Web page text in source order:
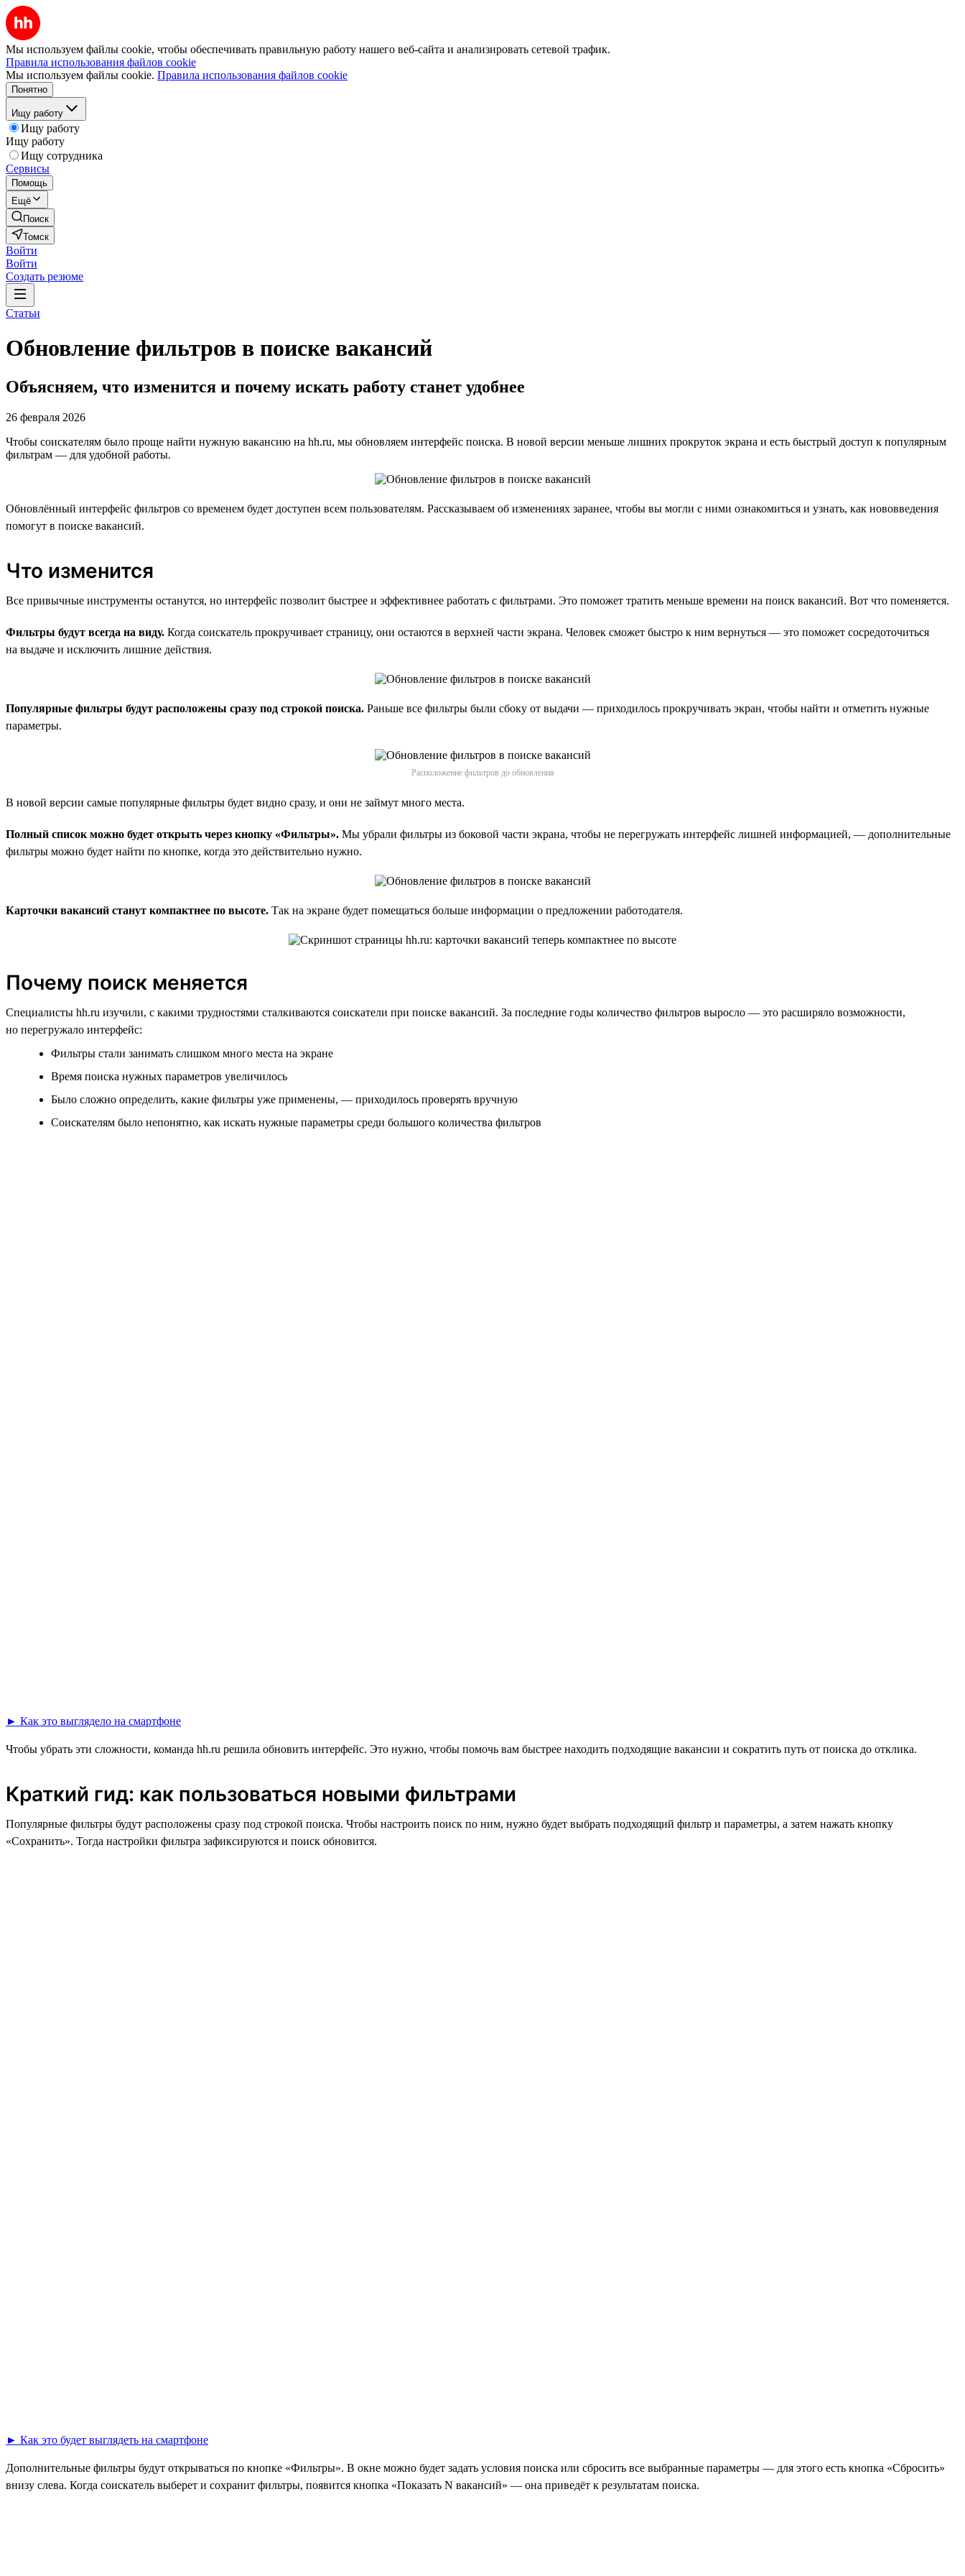
Мы используем файлы cookie, чтобы обеспечивать правильную работу нашего веб-сайта и анализировать сетевой трафик.
Правила использования файлов cookie
Мы используем файлы cookie. Правила использования файлов cookie
Понятно
Ищу работу
Ищу работу
Ищу работу
Ищу сотрудника
Сервисы
Помощь
Ещё
Поиск
Томск
Войти
Войти
Создать резюме
Статьи
Обновление фильтров в поиске вакансий
Объясняем, что изменится и почему искать работу станет удобнее
26 февраля 2026
Чтобы соискателям было проще найти нужную вакансию на hh.ru, мы обновляем интерфейс поиска. В новой версии меньше лишних прокруток экрана и есть быстрый доступ к популярным
фильтрам — для удобной работы.
Обновлённый интерфейс фильтров со временем будет доступен всем пользователям. Рассказываем об изменениях заранее, чтобы вы могли с ними ознакомиться и узнать, как нововведения
помогут в поиске вакансий.
Что изменится
Все привычные инструменты останутся, но интерфейс позволит быстрее и эффективнее работать с фильтрами. Это поможет тратить меньше времени на поиск вакансий. Вот что поменяется.
Фильтры будут всегда на виду. Когда соискатель прокручивает страницу, они остаются в верхней части экрана. Человек сможет быстро к ним вернуться — это поможет сосредоточиться
на выдаче и исключить лишние действия.
Популярные фильтры будут расположены сразу под строкой поиска. Раньше все фильтры были сбоку от выдачи — приходилось прокручивать экран, чтобы найти и отметить нужные
параметры.
Расположение фильтров до обновления
В новой версии самые популярные фильтры будет видно сразу, и они не займут много места.
Полный список можно будет открыть через кнопку «Фильтры». Мы убрали фильтры из боковой части экрана, чтобы не перегружать интерфейс лишней информацией, — дополнительные
фильтры можно будет найти по кнопке, когда это действительно нужно.
Карточки вакансий станут компактнее по высоте. Так на экране будет помещаться больше информации о предложении работодателя.
Почему поиск меняется
Специалисты hh.ru изучили, с какими трудностями сталкиваются соискатели при поиске вакансий. За последние годы количество фильтров выросло — это расширяло возможности,
но перегружало интерфейс:
Фильтры стали занимать слишком много места на экране
Время поиска нужных параметров увеличилось
Было сложно определить, какие фильтры уже применены, — приходилось проверять вручную
Соискателям было непонятно, как искать нужные параметры среди большого количества фильтров
► Как это выглядело на смартфоне
Чтобы убрать эти сложности, команда hh.ru решила обновить интерфейс. Это нужно, чтобы помочь вам быстрее находить подходящие вакансии и сократить путь от поиска до отклика.
Краткий гид: как пользоваться новыми фильтрами
Популярные фильтры будут расположены сразу под строкой поиска. Чтобы настроить поиск по ним, нужно будет выбрать подходящий фильтр и параметры, а затем нажать кнопку
«Сохранить». Тогда настройки фильтра зафиксируются и поиск обновится.
► Как это будет выглядеть на смартфоне
Дополнительные фильтры будут открываться по кнопке «Фильтры». В окне можно будет задать условия поиска или сбросить все выбранные параметры — для этого есть кнопка «Сбросить»
внизу слева. Когда соискатель выберет и сохранит фильтры, появится кнопка «Показать N вакансий» — она приведёт к результатам поиска.